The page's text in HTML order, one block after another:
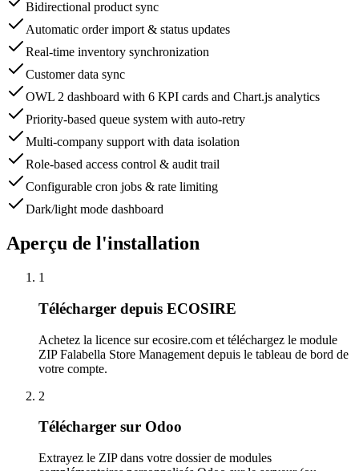
Bidirectional product sync
Automatic order import & status updates
Real-time inventory synchronization
Customer data sync
OWL 2 dashboard with 6 KPI cards and Chart.js analytics
Priority-based queue system with auto-retry
Multi-company support with data isolation
Role-based access control & audit trail
Configurable cron jobs & rate limiting
Dark/light mode dashboard
Aperçu de l'installation
1
Télécharger depuis ECOSIRE
Achetez la licence sur ecosire.com et téléchargez le module
ZIP Falabella Store Management depuis le tableau de bord de
votre compte.
2
Télécharger sur Odoo
Extrayez le ZIP dans votre dossier de modules